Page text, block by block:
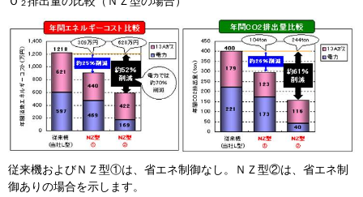
２
従来機およびＮＺ型①は、省エネ制御なし。ＮＺ型②は、省エネ制
御ありの場合を示します。